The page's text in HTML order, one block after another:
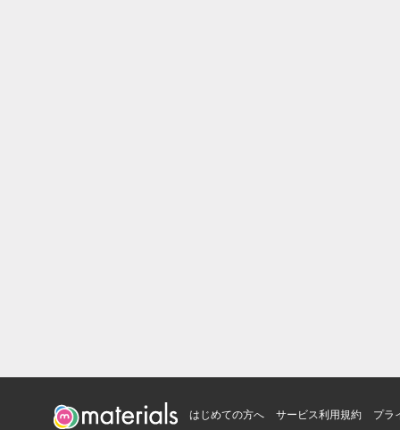
はじめての方へ サービス利用規約 プラ